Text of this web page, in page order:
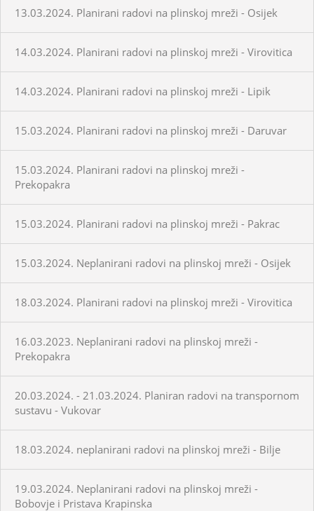
13.03.2024. Planirani radovi na plinskoj mreži - Osijek
14.03.2024. Planirani radovi na plinskoj mreži - Virovitica
14.03.2024. Planirani radovi na plinskoj mreži - Lipik
15.03.2024. Planirani radovi na plinskoj mreži - Daruvar
15.03.2024. Planirani radovi na plinskoj mreži -
Prekopakra
15.03.2024. Planirani radovi na plinskoj mreži - Pakrac
15.03.2024. Neplanirani radovi na plinskoj mreži - Osijek
18.03.2024. Planirani radovi na plinskoj mreži - Virovitica
16.03.2023. Neplanirani radovi na plinskoj mreži -
Prekopakra
20.03.2024. - 21.03.2024. Planiran radovi na transpornom
sustavu - Vukovar
18.03.2024. neplanirani radovi na plinskoj mreži - Bilje
19.03.2024. Neplanirani radovi na plinskoj mreži -
Bobovje i Pristava Krapinska